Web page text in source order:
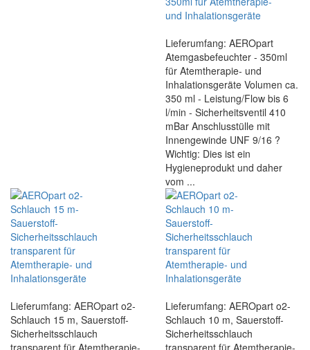
Lieferumfang: AEROpart
Atemgasbefeuchter - 350ml
für Atemtherapie- und
Inhalationsgeräte Volumen ca.
350 ml - Leistung/Flow bis 6
l/min - Sicherheitsventil 410
mBar Anschlusstülle mit
Innengewinde UNF 9/16 ?
Wichtig: Dies ist ein
Hygieneprodukt und daher
vom ...
Lieferumfang: AEROpart o2-
Schlauch 15 m, Sauerstoff-
Sicherheitsschlauch
transparent für Atemtherapie-
Lieferumfang: AEROpart o2-
Schlauch 10 m, Sauerstoff-
Sicherheitsschlauch
transparent für Atemtherapie-